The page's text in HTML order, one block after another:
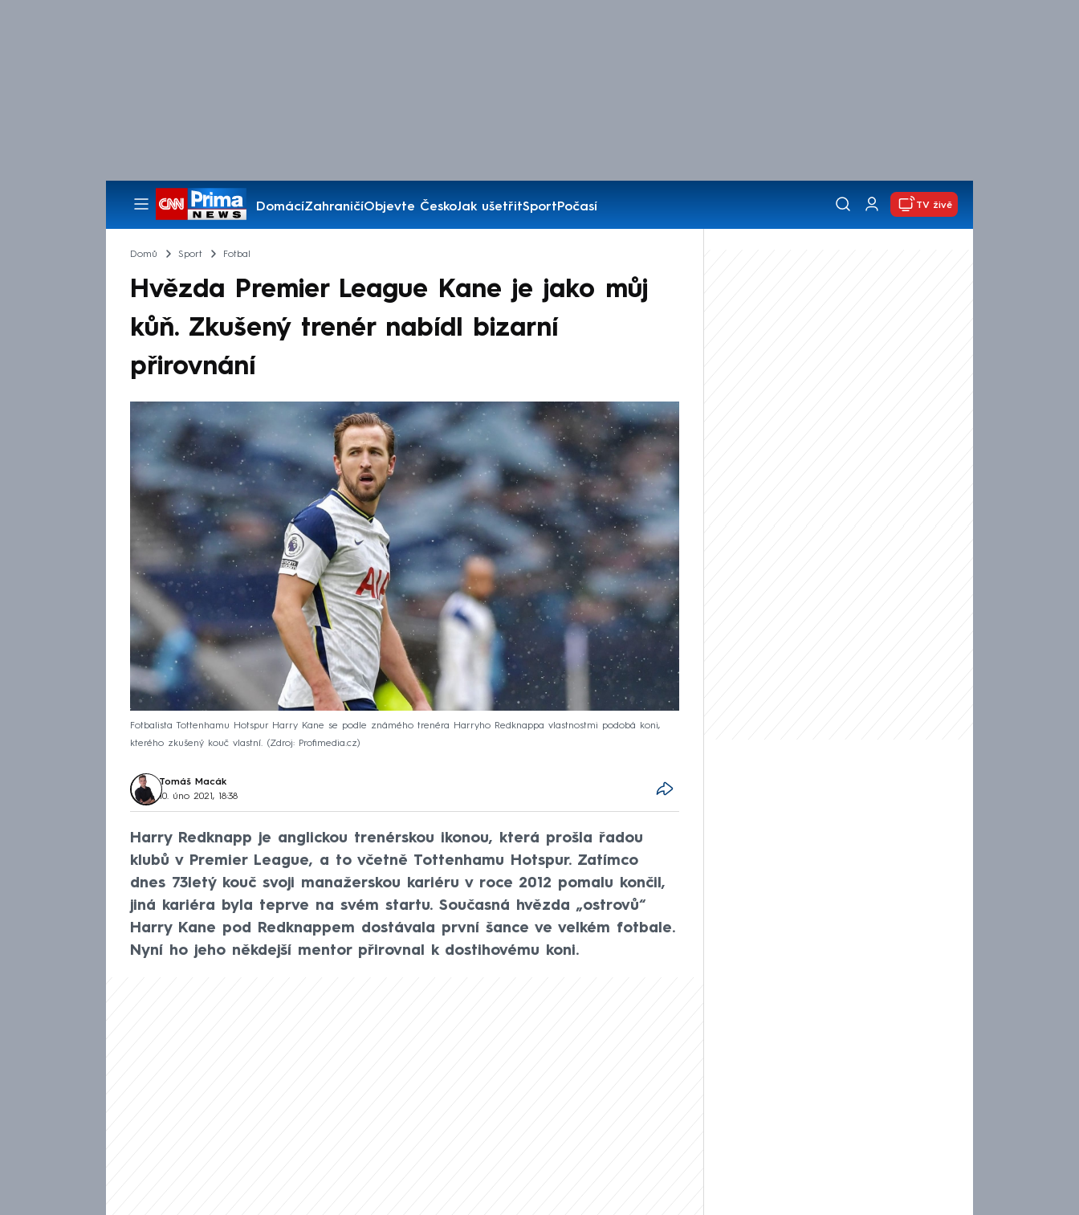
DomácíZahraničíObjevte ČeskoJak ušetřitSportPočasí
Pořady
TV živě
Domů Sport Fotbal
Hvězda Premier League Kane je jako můj
kůň. Zkušený trenér nabídl bizarní
přirovnání
Fotbalista Tottenhamu Hotspur Harry Kane se podle známého trenéra Harryho Redknappa vlastnostmi podobá koni,
kterého zkušený kouč vlastní.
Zdroj: Profimedia.cz
Tomáš Macák
10. úno 2021, 18:38
Harry Redknapp je anglickou trenérskou ikonou, která prošla řadou
klubů v Premier League, a to včetně Tottenhamu Hotspur. Zatímco
dnes 73letý kouč svoji manažerskou kariéru v roce 2012 pomalu končil,
jiná kariéra byla teprve na svém startu. Současná hvězda „ostrovů“
Harry Kane pod Redknappem dostávala první šance ve velkém fotbale.
Nyní ho jeho někdejší mentor přirovnal k dostihovému koni.